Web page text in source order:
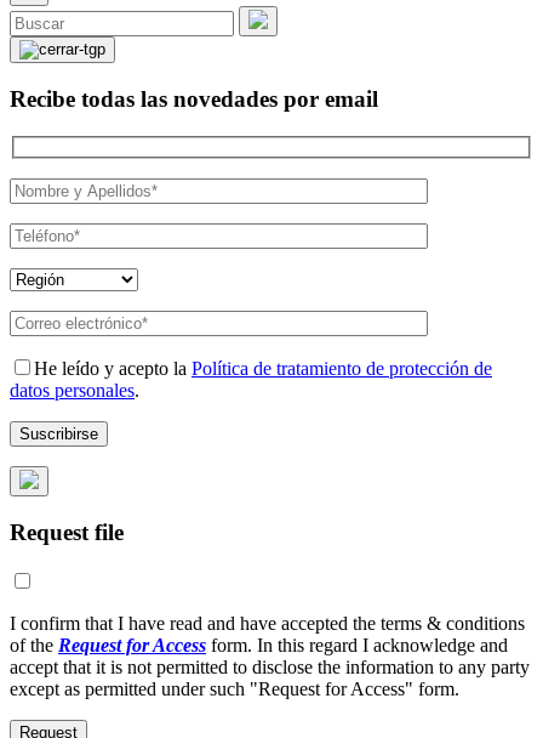
Recibe todas las novedades por email
He leído y acepto la Política de tratamiento de protección de
datos personales.
Request file
I confirm that I have read and have accepted the terms & conditions
of the Request for Access form. In this regard I acknowledge and
accept that it is not permitted to disclose the information to any party
except as permitted under such "Request for Access" form.
Request